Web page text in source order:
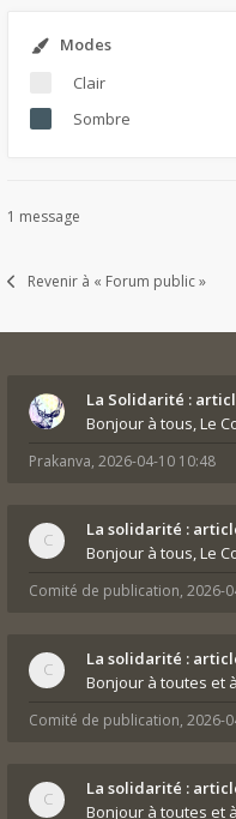
Modes
Clair
Sombre
1 message
Revenir à « Forum public »
La Solidarité :
Bonjour à tous, Le
Prakanva, 2026-04-10 10:48
La solidarité :
Bonjour à tous, Le
Comité de publication, 2026-
La solidarité :
Bonjour à toutes et
Comité de publication, 2026-
La solidarité :
Bonjour à toutes et